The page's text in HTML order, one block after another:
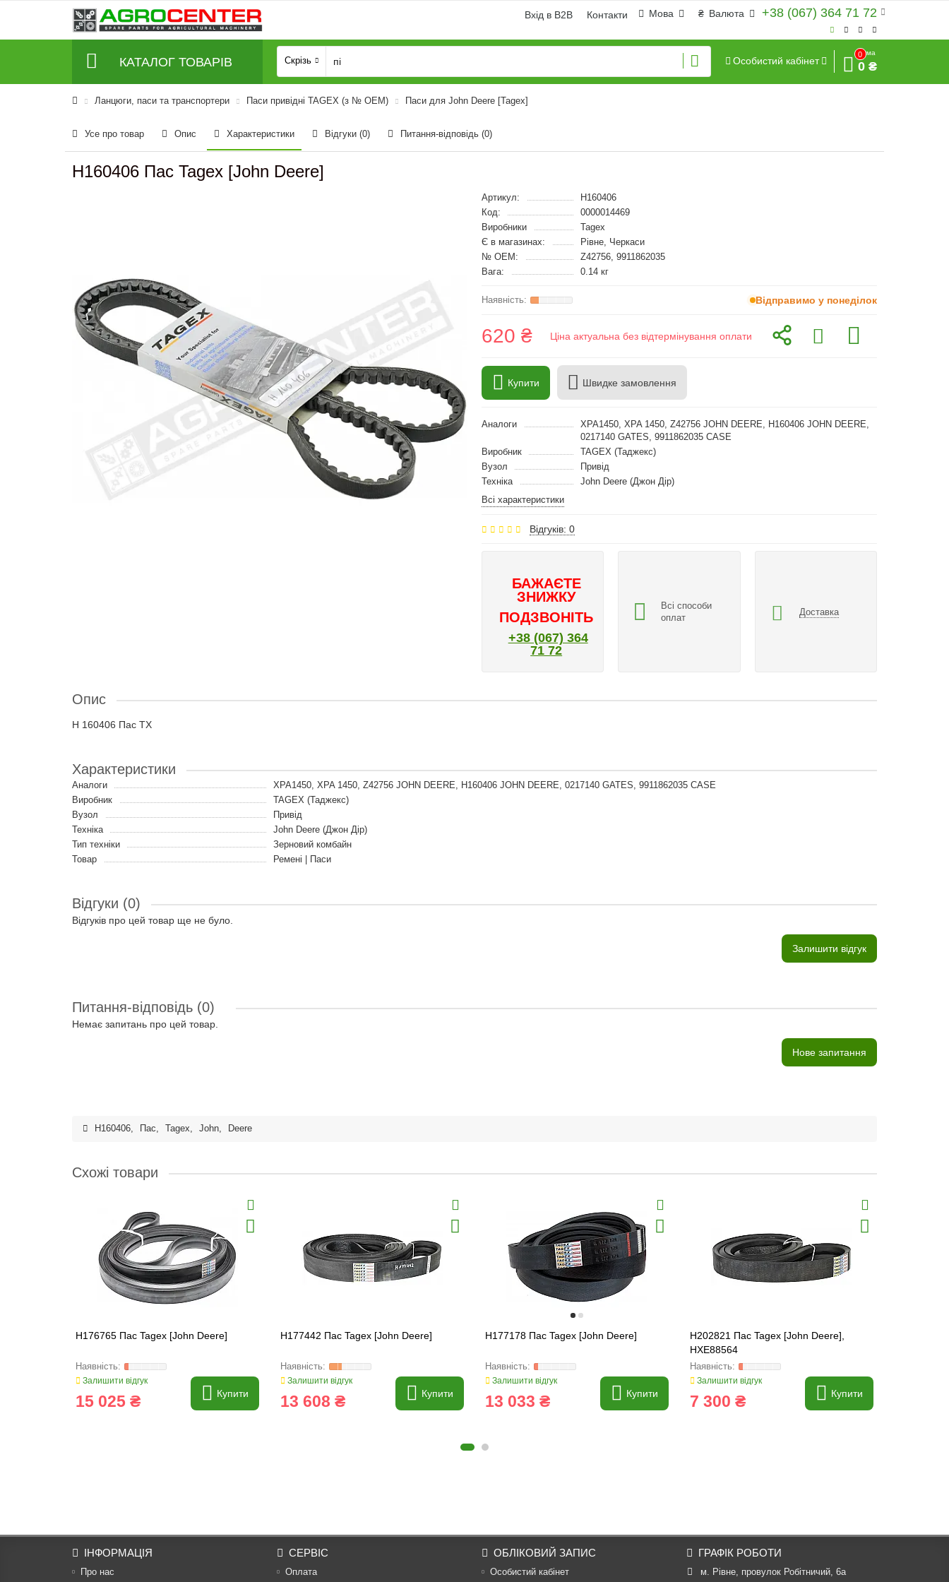
+38 (067) 364 71 72
₴ Валюта
Мова
Вхід в B2B Контакти
КАТАЛОГ ТОВАРІВ Скрізь Особистий кабінет
0
Сума
0 ₴
Ланцюги, паси та транспортери Паси привідні TAGEX (з № OEM) Паси для John Deere [Tagex]
Усе про товар Опис Характеристики Відгуки (0) Питання-відповідь (0)
H160406 Пас Tagex [John Deere]
Артикул:
H160406
Код:
0000014469
Виробники
Tagex
Є в магазинах:
Рівне, Черкаси
№ OEM:
Z42756, 9911862035
Вага:
0.14 кг
Відправимо у понеділок
620 ₴ Ціна актуальна без відтермінування оплати
Купити Швидке замовлення
Аналоги
XPA1450, XPA 1450, Z42756 JOHN DEERE, H160406 JOHN DEERE,
0217140 GATES, 9911862035 CASE
Виробник
TAGEX (Таджекс)
Вузол
Привід
Техніка
John Deere (Джон Дір)
Всі характеристики
Відгуків: 0
БАЖАЄТЕ
ЗНИЖКУ
ПОДЗВОНІТЬ
+38 (067) 364
71 72
Всі способи
оплат
Доставка
Опис
H 160406 Пас TX
Характеристики
Аналоги
XPA1450, XPA 1450, Z42756 JOHN DEERE, H160406 JOHN DEERE, 0217140 GATES, 9911862035 CASE
Виробник
TAGEX (Таджекс)
Вузол
Привід
Техніка
John Deere (Джон Дір)
Тип техніки
Зерновий комбайн
Товар
Ремені | Паси
Відгуки (0)
Відгуків про цей товар ще не було.
Залишити відгук
Питання-відповідь (0)
Немає запитань про цей товар.
Нове запитання
H160406, Пас, Tagex, John, Deere
Схожі товари
H176765 Пас Tagex [John Deere]
Залишити відгук
15 025 ₴ Купити
H177442 Пас Tagex [John Deere]
Залишити відгук
13 608 ₴ Купити
H177178 Пас Tagex [John Deere]
Залишити відгук
13 033 ₴ Купити
H202821 Пас Tagex [John Deere],
HXE88564
Залишити відгук
7 300 ₴ Купити
ІНФОРМАЦІЯ
Про нас
СЕРВІС
Оплата
ОБЛІКОВИЙ ЗАПИС
Особистий кабінет
ГРАФІК РОБОТИ
м. Рівне, провулок Робітничий, 6а